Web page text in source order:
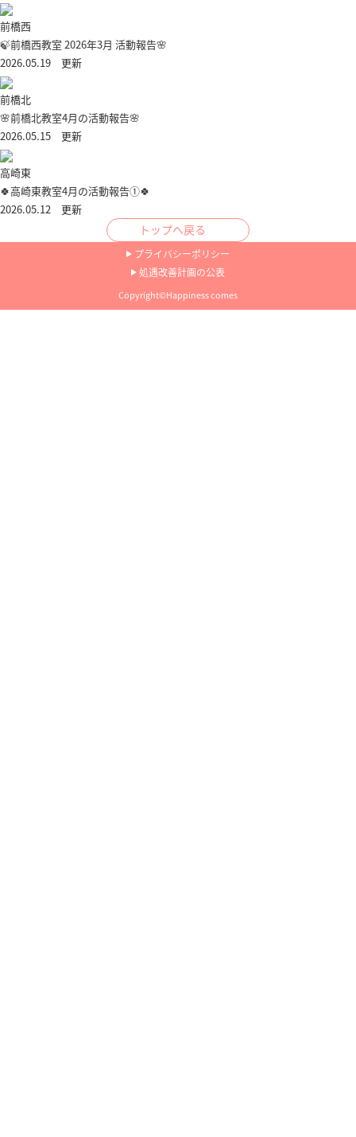
前橋西
🍃前橋西教室 2026年3月 活動報告🌸
2026.05.19 更新
前橋北
🌸前橋北教室4月の活動報告🌸
2026.05.15 更新
高崎東
🍀高崎東教室4月の活動報告①🍀
2026.05.12 更新
トップへ戻る
プライバシーポリシー
処遇改善計画の公表
Copyright©Happiness comes